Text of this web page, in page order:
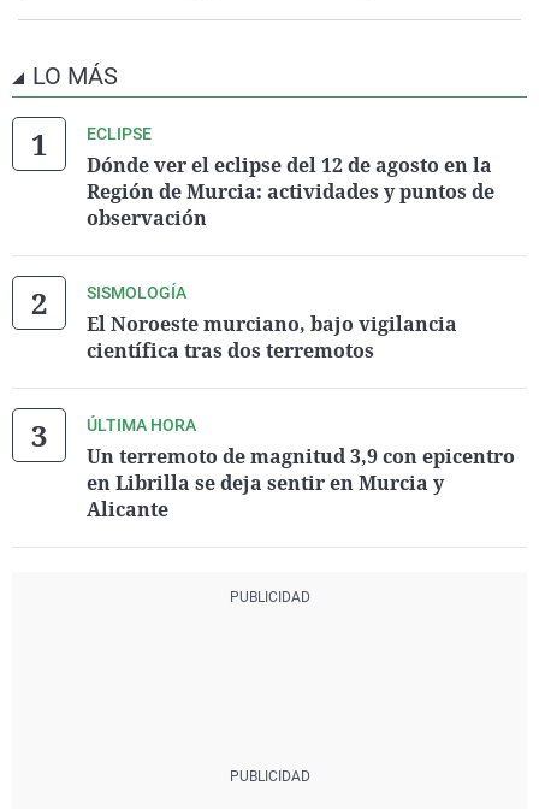
LO MÁS
ECLIPSE
Dónde ver el eclipse del 12 de agosto en la
Región de Murcia: actividades y puntos de
observación
SISMOLOGÍA
El Noroeste murciano, bajo vigilancia
científica tras dos terremotos
ÚLTIMA HORA
Un terremoto de magnitud 3,9 con epicentro
en Librilla se deja sentir en Murcia y
Alicante